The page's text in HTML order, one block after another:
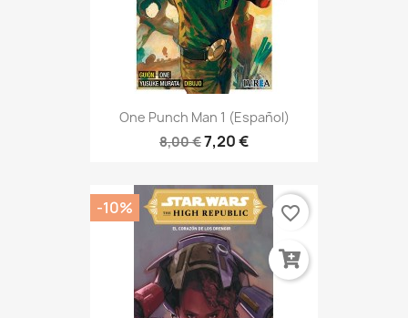
One Punch Man 1 (Español)
8,00 €7,20 €
-10% favorite_border